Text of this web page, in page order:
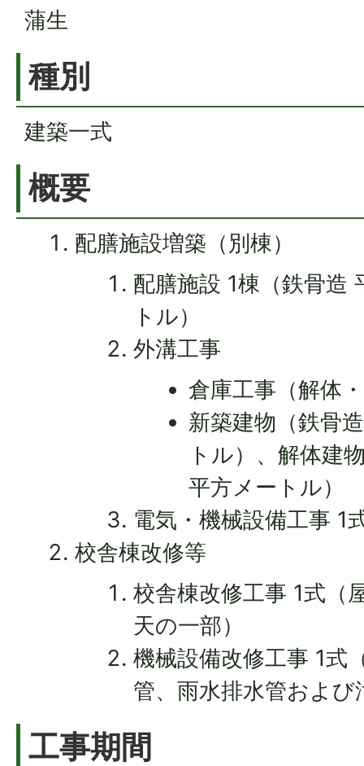
蒲生
種別
建築一式
概要
配膳施設増築（別棟）
配膳施設 1棟（鉄骨造
トル）
外溝工事
倉庫工事（解体
新築建物（鉄骨
トル）、解体建
平方メートル）
電気・機械設備工事 1
校舎棟改修等
校舎棟改修工事 1式（
天の一部）
機械設備改修工事 1式
管、雨水排水管および
工事期間